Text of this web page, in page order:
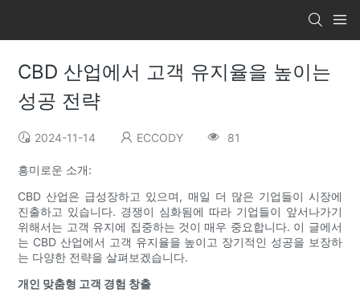
CBD 산업에서 고객 유지율을 높이는
성공 전략
2024-11-14 ECCODY 81
흥미로운 소개:
CBD 산업은 급성장하고 있으며, 매일 더 많은 기업들이 시장에
진출하고 있습니다. 경쟁이 심화됨에 따라 기업들이 앞서나가기
위해서는 고객 유지에 집중하는 것이 매우 중요합니다. 이 글에서
는 CBD 산업에서 고객 유지율을 높이고 장기적인 성공을 보장하
는 다양한 전략을 살펴보겠습니다.
개인 맞춤형 고객 경험 창출